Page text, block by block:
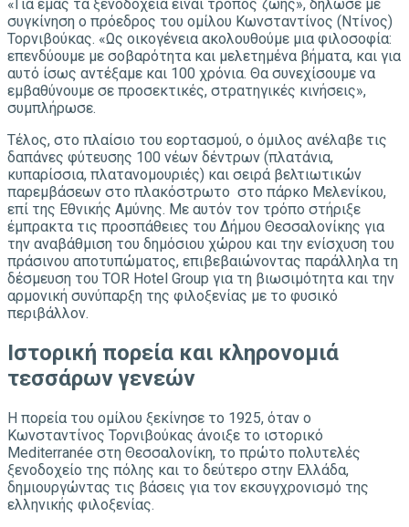
«Για εμάς τα ξενοδοχεία είναι τρόπος ζωής», δήλωσε με
συγκίνηση ο πρόεδρος του ομίλου Κωνσταντίνος (Ντίνος)
Τορνιβούκας. «Ως οικογένεια ακολουθούμε μια φιλοσοφία:
επενδύουμε με σοβαρότητα και μελετημένα βήματα, και για
αυτό ίσως αντέξαμε και 100 χρόνια. Θα συνεχίσουμε να
εμβαθύνουμε σε προσεκτικές, στρατηγικές κινήσεις»,
συμπλήρωσε.
Τέλος, στο πλαίσιο του εορτασμού, ο όμιλος ανέλαβε τις
δαπάνες φύτευσης 100 νέων δέντρων (πλατάνια,
κυπαρίσσια, πλατανομουριές) και σειρά βελτιωτικών
παρεμβάσεων στο πλακόστρωτο στο πάρκο Μελενίκου,
επί της Εθνικής Αμύνης. Με αυτόν τον τρόπο στήριξε
έμπρακτα τις προσπάθειες του Δήμου Θεσσαλονίκης για
την αναβάθμιση του δημόσιου χώρου και την ενίσχυση του
πράσινου αποτυπώματος, επιβεβαιώνοντας παράλληλα τη
δέσμευση του TOR Hotel Group για τη βιωσιμότητα και την
αρμονική συνύπαρξη της φιλοξενίας με το φυσικό
περιβάλλον.
Ιστορική πορεία και κληρονομιά
τεσσάρων γενεών
Η πορεία του ομίλου ξεκίνησε το 1925, όταν ο
Κωνσταντίνος Τορνιβούκας άνοιξε το ιστορικό
Mediterranée στη Θεσσαλονίκη, το πρώτο πολυτελές
ξενοδοχείο της πόλης και το δεύτερο στην Ελλάδα,
δημιουργώντας τις βάσεις για τον εκσυγχρονισμό της
ελληνικής φιλοξενίας.